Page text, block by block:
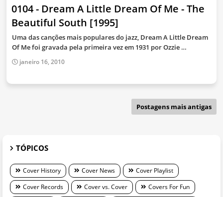
0104 - Dream A Little Dream Of Me - The
Beautiful South [1995]
Uma das canções mais populares do jazz, Dream A Little Dream
Of Me foi gravada pela primeira vez em 1931 por Ozzie …
janeiro 16, 2010
Postagens mais antigas
TÓPICOS
Cover History Cover News
Cover Playlist
Cover Records
Cover vs. Cover
Covers For Fun